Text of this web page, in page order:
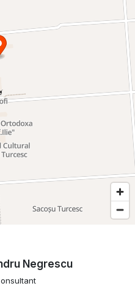
Negrescu